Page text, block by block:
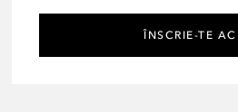
ÎNSCRIE-TE